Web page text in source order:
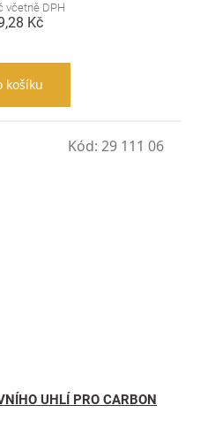
včetně DPH
Kč
košíku
UHLÍ PRO CARBON
Kód: 29 111 06